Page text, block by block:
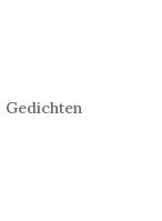
Gedichten